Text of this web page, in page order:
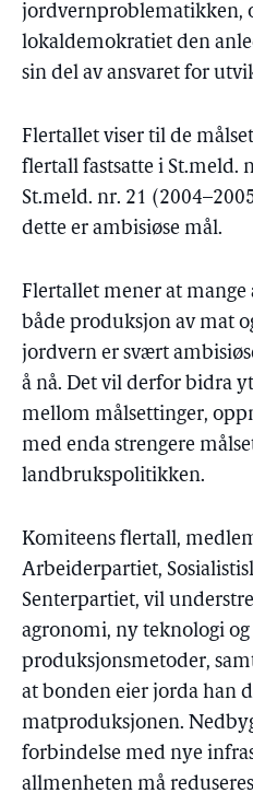
jordvernproblematikken,
lokaldemokratiet den
sin del av ansvaret for
Flertallet viser til de
flertall fastsatte i St.meld.
St.meld. nr. 21
dette er ambisiøse mål.
Flertallet mener at
både produksjon av mat
jordvern er svært
å nå. Det vil derfor bidra
mellom målsettinger,
med enda strengere
landbrukspolitikken.
Komiteens flertall,
Arbeiderpartiet,
Senterpartiet, vil
agronomi, ny teknologi
produksjonsmetoder,
at bonden eier jorda han
matproduksjonen.
forbindelse med nye
allmenheten må